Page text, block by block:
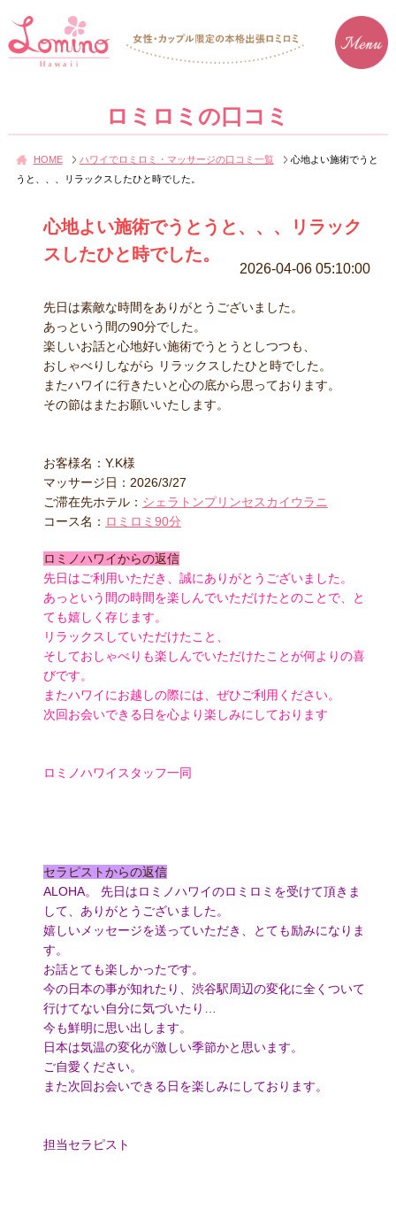
ロミロミの口コミ
HOME ハワイでロミロミ・マッサージの口コミ一覧
心地よい施術でうと
うと、、、リラックスしたひと時でした。
心地よい施術でうとうと、、、リラック
スしたひと時でした。
2026-04-06 05:10:00
先日は素敵な時間をありがとうございました。
あっという間の90分でした。
楽しいお話と心地好い施術でうとうとしつつも、
おしゃべりしながら リラックスしたひと時でした。
またハワイに行きたいと心の底から思っております。
その節はまたお願いいたします。
お客様名：Y.K様
マッサージ日：2026/3/27
ご滞在先ホテル： シェラトンプリンセスカイウラニ
コース名： ロミロミ90分
ロミノハワイからの返信
先日はご利用いただき、誠にありがとうございました。
あっという間の時間を楽しんでいただけたとのことで、と
ても嬉しく存じます。
リラックスしていただけたこと、
そしておしゃべりも楽しんでいただけたことが何よりの喜
びです。
またハワイにお越しの際には、ぜひご利用ください。
次回お会いできる日を心より楽しみにしております
ロミノハワイスタッフ一同
セラピストからの返信
ALOHA。 先日はロミノハワイのロミロミを受けて頂きま
して、ありがとうございました。
嬉しいメッセージを送っていただき、とても励みになりま
す。
お話とても楽しかったです。
今の日本の事が知れたり、渋谷駅周辺の変化に全くついて
行けてない自分に気づいたり…
今も鮮明に思い出します。
日本は気温の変化が激しい季節かと思います。
ご自愛ください。
また次回お会いできる日を楽しみにしております。
担当セラピスト